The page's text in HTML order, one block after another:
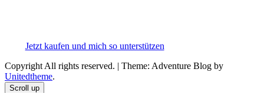
Jetzt kaufen und mich so unterstützen
Copyright All rights reserved. | Theme: Adventure Blog by
Unitedtheme.
Scroll up